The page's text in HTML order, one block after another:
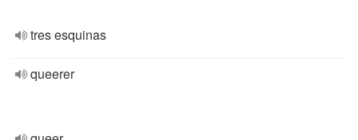
tres esquinas
queerer